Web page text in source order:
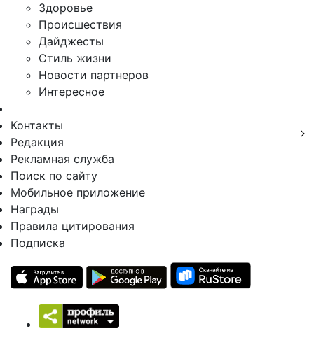
Здоровье
Происшествия
Дайджесты
Стиль жизни
Новости партнеров
Интересное
Контакты
Редакция
Рекламная служба
Поиск по сайту
Мобильное приложение
Награды
Правила цитирования
Подписка